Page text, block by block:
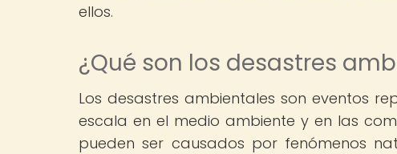
ellos.
¿Qué son los desastres
Los desastres ambientales son eventos
escala en el medio ambiente y en las
pueden ser causados por fenómenos